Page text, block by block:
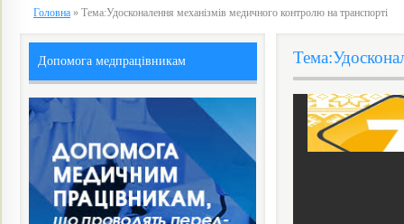
Головна » Тема:Удосконалення механізмів медичного контролю на транспорті
Допомога медпрацівникам